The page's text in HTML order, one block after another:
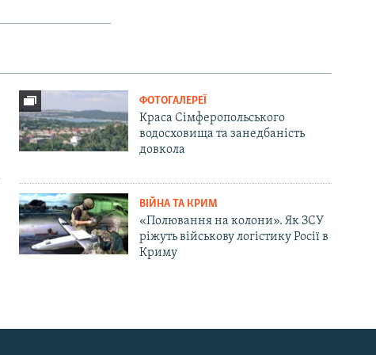
ФОТОГАЛЕРЕЇ
Краса Сімферопольського
водосховища та занедбаність
довкола
ВІЙНА ТА КРИМ
«Полювання на колони». Як ЗСУ
ріжуть військову логістику Росії в
Криму